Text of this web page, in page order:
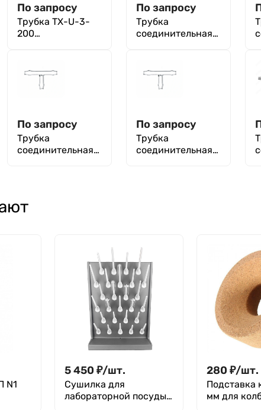
По запросу
Трубка ТХ-U-3-
200
изготовления 45
дней)
По запросу
Трубка
соединительная
По запросу
Трубка
соединительная
По запросу
Трубка
соединительная
N1
5 450 ₽/шт.
Сушилка для
лабораторной посуды
280 ₽/шт.
Подставка
мм для